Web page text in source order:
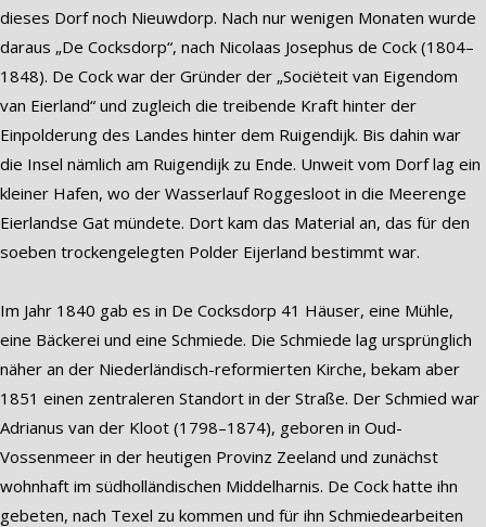
dieses Dorf noch Nieuwdorp. Nach nur wenigen Monaten wurde
daraus „De Cocksdorp“, nach Nicolaas Josephus de Cock (1804–
1848). De Cock war der Gründer der „Sociëteit van Eigendom
van Eierland“ und zugleich die treibende Kraft hinter der
Einpolderung des Landes hinter dem Ruigendijk. Bis dahin war
die Insel nämlich am Ruigendijk zu Ende. Unweit vom Dorf lag ein
kleiner Hafen, wo der Wasserlauf Roggesloot in die Meerenge
Eierlandse Gat mündete. Dort kam das Material an, das für den
soeben trockengelegten Polder Eijerland bestimmt war.
Im Jahr 1840 gab es in De Cocksdorp 41 Häuser, eine Mühle,
eine Bäckerei und eine Schmiede. Die Schmiede lag ursprünglich
näher an der Niederländisch-reformierten Kirche, bekam aber
1851 einen zentraleren Standort in der Straße. Der Schmied war
Adrianus van der Kloot (1798–1874), geboren in Oud-
Vossenmeer in der heutigen Provinz Zeeland und zunächst
wohnhaft im südholländischen Middelharnis. De Cock hatte ihn
gebeten, nach Texel zu kommen und für ihn Schmiedearbeiten